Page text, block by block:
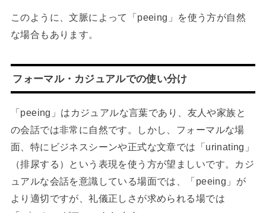
このように、文脈によって「peeing」を使う方が自然
な場合もあります。
フォーマル・カジュアルでの使い分け
「peeing」はカジュアルな言葉であり、友人や家族と
の会話では非常に自然です。しかし、フォーマルな場
面、特にビジネスシーンや正式な文章では「urinating」
（排尿する）という表現を使う方が望ましいです。カジ
ュアルな会話を意識している場面では、「peeing」が
より適切ですが、礼儀正しさが求められる場では